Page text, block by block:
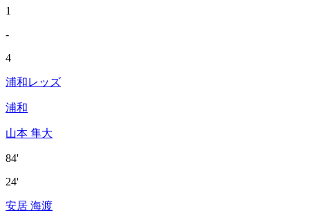
1
-
4
浦和レッズ
浦和
山本 隼大
84'
24'
安居 海渡